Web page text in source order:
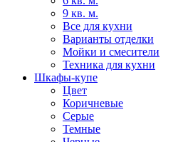
9 кв. м.
Все для кухни
Варианты отделки
Мойки и смесители
Техника для кухни
Шкафы-купе
Цвет
Коричневые
Серые
Темные